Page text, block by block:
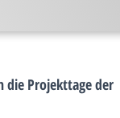
die Projekttage der